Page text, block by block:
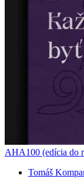
AHA100 (edícia do
Tomáš